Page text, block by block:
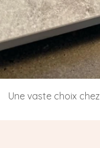
Une vaste choix chez